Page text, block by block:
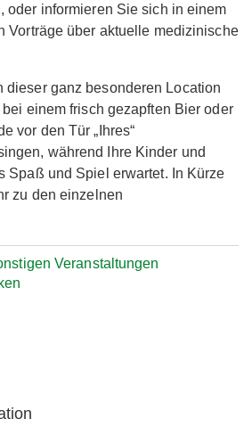
oder informieren Sie sich in einem
Vorträge über aktuelle medizinische
dieser ganz besonderen Location
einem frisch gezapften Bier oder
vor den Tür „Ihres“
während Ihre Kinder und
Spaß und Spiel erwartet. In Kürze
zu den einzelnen
Veranstaltungen